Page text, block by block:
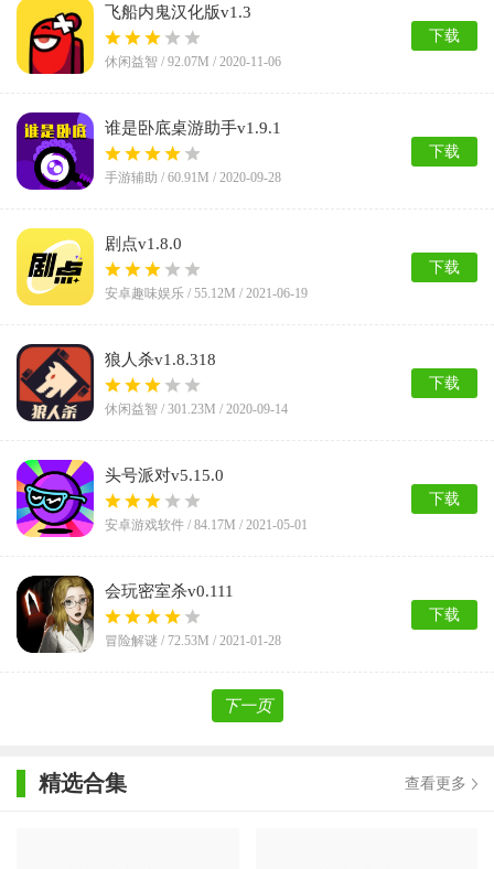
飞船内鬼汉化版v1.3
休闲益智 / 92.07M / 2020-11-06
下载
谁是卧底桌游助手v1.9.1
手游辅助 / 60.91M / 2020-09-28
下载
剧点v1.8.0
安卓趣味娱乐 / 55.12M / 2021-06-19
下载
狼人杀v1.8.318
休闲益智 / 301.23M / 2020-09-14
下载
头号派对v5.15.0
安卓游戏软件 / 84.17M / 2021-05-01
下载
会玩密室杀v0.111
冒险解谜 / 72.53M / 2021-01-28
下载
下一页
精选合集 查看更多